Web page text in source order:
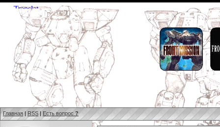
Главная | RSS | Есть вопрос ?